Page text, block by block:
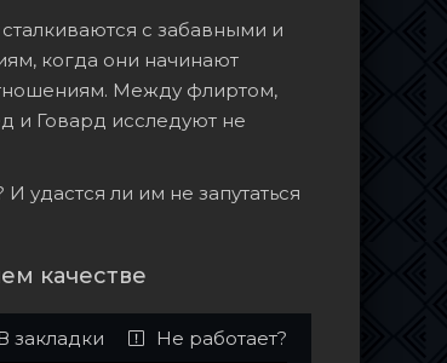
с забавными и
когда они начинают
Между флиртом,
и Говард исследуют не
удастся ли им не запутаться
качестве
закладки Не работает?